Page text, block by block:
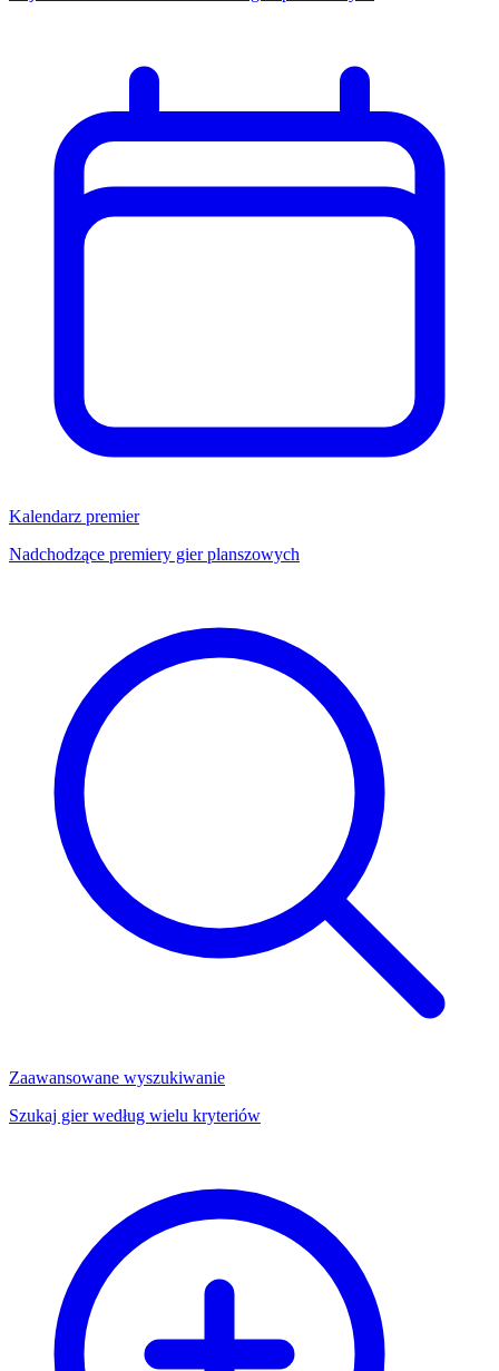
Kalendarz premier
Nadchodzące premiery gier planszowych
Zaawansowane wyszukiwanie
Szukaj gier według wielu kryteriów